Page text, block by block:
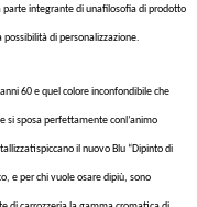
integrante di unafilosofia di prodotto
di personalizzazione.
60 e quel colore inconfondibile che
si sposa perfettamente conl’animo
il nuovo Blu “Dipinto di
e per chi vuole osare dipiù, sono